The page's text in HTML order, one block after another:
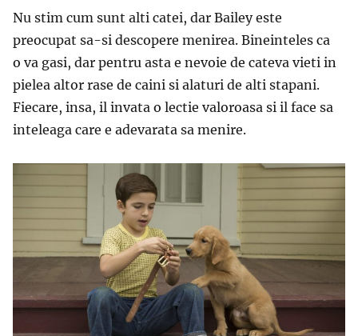
Nu stim cum sunt alti catei, dar Bailey este
preocupat sa-si descopere menirea. Bineinteles ca
o va gasi, dar pentru asta e nevoie de cateva vieti in
pielea altor rase de caini si alaturi de alti stapani.
Fiecare, insa, il invata o lectie valoroasa si il face sa
inteleaga care e adevarata sa menire.